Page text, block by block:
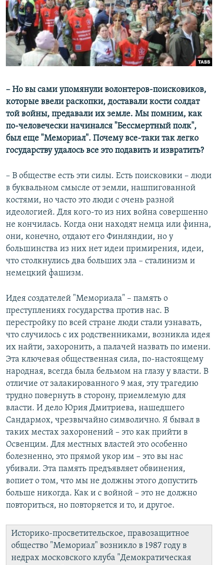
– Но вы сами упомянули волонтеров-поисковиков,
которые ввели раскопки, доставали кости солдат
той войны, предавали их земле. Мы помним, как
по-человечески начинался "Бессмертный полк",
был еще "Мемориал". Почему все-таки так легко
государству удалось все это подавить и извратить?
– В обществе есть эти силы. Есть поисковики – люди
в буквальном смысле от земли, нашпигованной
костями, но часто это люди с очень разной
идеологией. Для кого-то из них война совершенно
не кончилась. Когда они находят немца или финна,
они, конечно, отдают его Финляндии, но у
большинства из них нет идеи примирения, идеи,
что столкнулись два больших зла – сталинизм и
немецкий фашизм.
Идея создателей "Мемориала" – память о
преступлениях государства против нас. В
перестройку по всей стране люди стали узнавать,
что случилось с их родственниками, возникла идея
их найти, захоронить, а палачей назвать по имени.
Эта ключевая общественная сила, по-настоящему
народная, всегда была бельмом на глазу у власти. В
отличие от залакированного 9 мая, эту трагедию
трудно повернуть в сторону, приемлемую для
власти. И дело Юрия Дмитриева, нашедшего
Сандармох, чрезвычайно символично. Я бывал в
таких местах захоронений – это как прийти в
Освенцим. Для местных властей это особенно
болезненно, это прямой укор им – это вы нас
убивали. Эта память предъявляет обвинения,
вопиет о том, что мы не должны этого допустить
больше никогда. Как и с войной – это не должно
повториться, но повторяется и то, и другое.
Историко-просветительское, правозащитное
общество "Мемориал" возникло в 1987 году в
недрах московского клуба "Демократическая